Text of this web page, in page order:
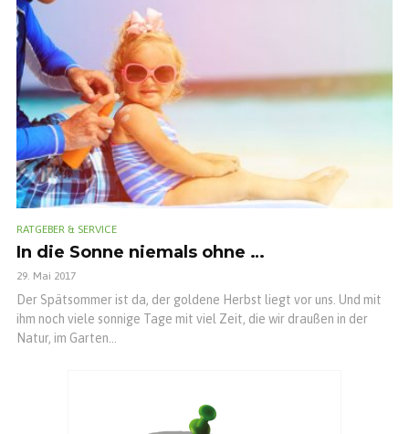
RATGEBER & SERVICE
In die Sonne niemals ohne …
29. Mai 2017
Der Spätsommer ist da, der goldene Herbst liegt vor uns. Und mit
ihm noch viele sonnige Tage mit viel Zeit, die wir draußen in der
Natur, im Garten...